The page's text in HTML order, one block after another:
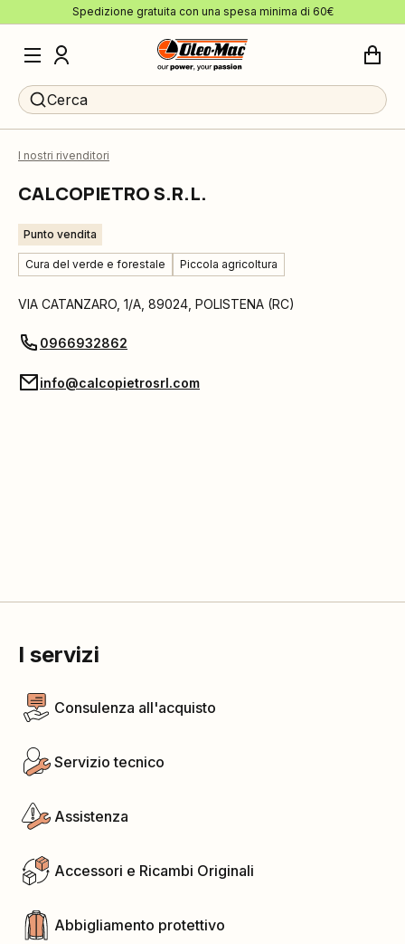
Spedizione gratuita con una spesa minima di 60€
Cerca
I nostri rivenditori
CALCOPIETRO S.R.L.
Punto vendita
Cura del verde e forestale Piccola agricoltura
VIA CATANZARO, 1/A 89024 POLISTENA (RC)
0966932862
info@calcopietrosrl.com
I servizi
Consulenza all'acquisto
Servizio tecnico
Assistenza
Accessori e Ricambi Originali
Abbigliamento protettivo